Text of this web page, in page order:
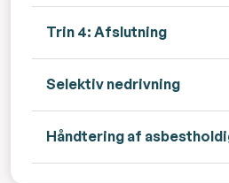
Trin 4: Afslutning
Selektiv nedrivning
Håndtering af